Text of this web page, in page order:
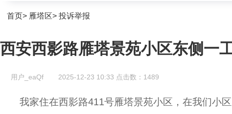
首页> 雁塔区> 投诉举报
西安西影路雁塔景苑小区东侧一
用户_eaQf 2025-12-23 10:33 点击数： 1489
我家住在西影路411号雁塔景苑小区，在我们小